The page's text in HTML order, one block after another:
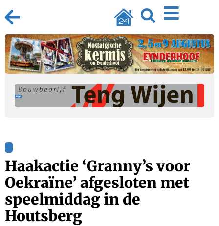
Haakactie ‘Granny’s voor
Oekraïne’ afgesloten met
speelmiddag in de
Houtsberg